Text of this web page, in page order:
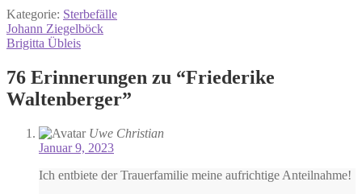
Kategorie: Sterbefälle
Beitrags-
Navigation
Vorheriger
Beitrag:
Johann Ziegelböck
Nächster
Brigitta Übleis
76 Erinnerungen zu “Friederike
Waltenberger”
Uwe Christian
Januar 9, 2023
Ich entbiete der Trauerfamilie meine aufrichtige Anteilnahme!